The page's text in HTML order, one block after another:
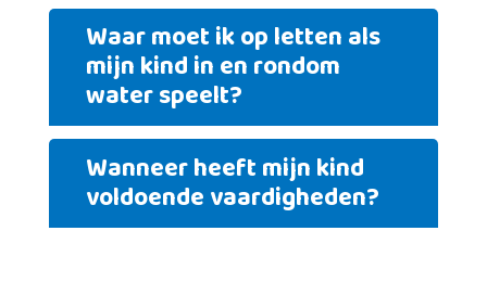
Waar moet ik op letten als
mijn kind in en rondom
water speelt?
Wanneer heeft mijn kind
voldoende vaardigheden?